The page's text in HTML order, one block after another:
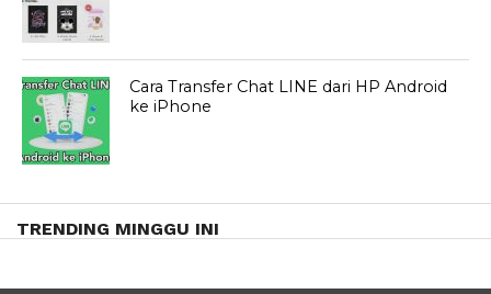
Cara Transfer Chat LINE dari HP Android
ke iPhone
TRENDING MINGGU INI